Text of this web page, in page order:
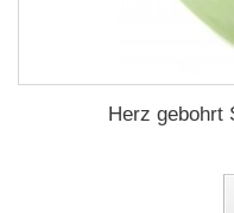
Herz gebohrt